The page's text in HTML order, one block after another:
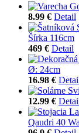
8.99 € Detail
Šírka 116cm
469 € Detail
Ø: 24cm
16.98 €
12.99 €
Qaudri 40